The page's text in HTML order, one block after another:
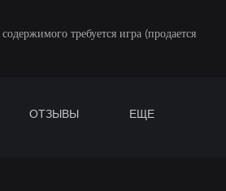
требуется игра (продается
ОТЗЫВЫ ЕЩЕ